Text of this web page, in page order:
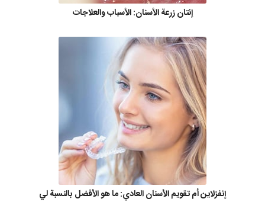
إنتان زرعة الأسنان: الأسباب والعلاجات
إنفزلاين أم تقويم الأسنان العادي: ما هو الأفضل بالنسبة لي